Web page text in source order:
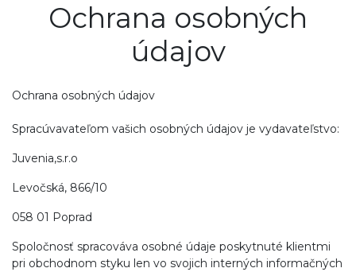
Ochrana osobných
údajov
Ochrana osobných údajov
Spracúvavateľom vašich osobných údajov je vydavateľstvo:
Juvenia,s.r.o
Levočská, 866/10
058 01 Poprad
Spoločnosť spracováva osobné údaje poskytnuté klientmi
pri obchodnom styku len vo svojich interných informačných